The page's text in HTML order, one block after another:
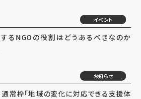
イベント
るNGOの役割はどうあるべきなのか
お知らせ
通常枠「地域の変化に対応できる支援体